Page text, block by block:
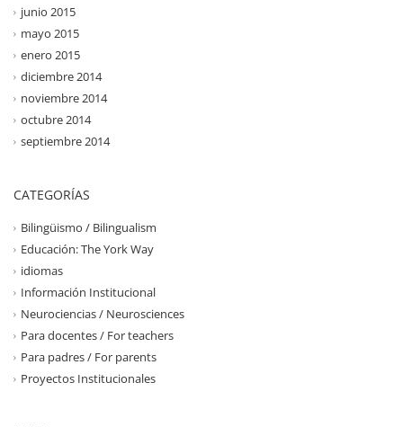
junio 2015
mayo 2015
enero 2015
diciembre 2014
noviembre 2014
octubre 2014
septiembre 2014
CATEGORÍAS
Bilingüismo / Bilingualism
Educación: The York Way
idiomas
Información Institucional
Neurociencias / Neurosciences
Para docentes / For teachers
Para padres / For parents
Proyectos Institucionales